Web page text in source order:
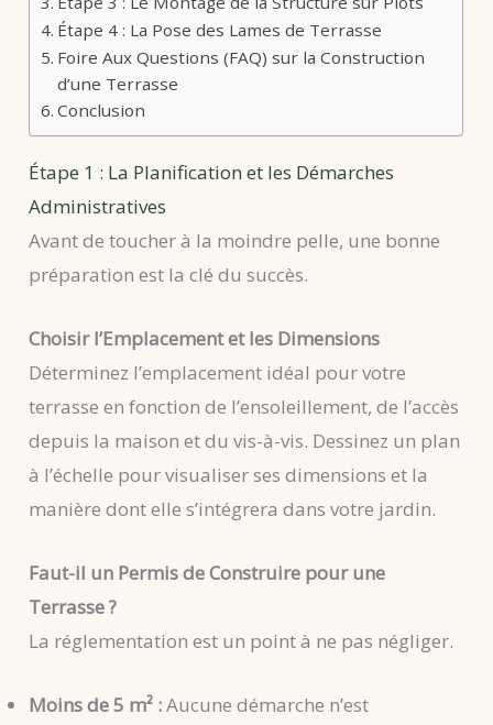
Étape 4 : La Pose des Lames de Terrasse
Foire Aux Questions (FAQ) sur la Construction
d’une Terrasse
Conclusion
Étape 1 : La Planification et les Démarches
Administratives
Avant de toucher à la moindre pelle, une bonne
préparation est la clé du succès.
Choisir l’Emplacement et les Dimensions
Déterminez l’emplacement idéal pour votre
terrasse en fonction de l’ensoleillement, de l’accès
depuis la maison et du vis-à-vis. Dessinez un plan
à l’échelle pour visualiser ses dimensions et la
manière dont elle s’intégrera dans votre jardin.
Faut-il un Permis de Construire pour une
Terrasse ?
La réglementation est un point à ne pas négliger.
Moins de 5 m² :Aucune démarche n’est